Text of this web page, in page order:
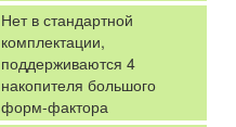
Нет в стандартной
комплектации,
поддерживаются 4
накопителя большого
форм-фактора